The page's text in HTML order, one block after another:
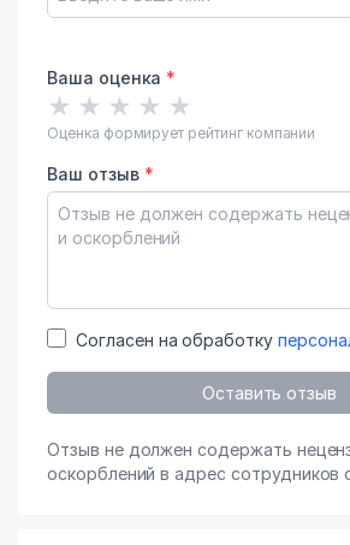
Ваша оценка *
★ ★ ★ ★ ★
Оценка формирует рейтинг компании
Ваш отзыв *
Согласен на обработку
Оставить отзыв
Отзыв не должен содержать
оскорблений в адрес сотрудников